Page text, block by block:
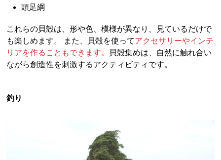
頭足綱
これらの貝殻は、形や色、模様が異なり、見ているだけで
も楽しめます。 また、貝殻を使ってアクセサリーやインテ
リアを作ることもできます。
貝殻集めは、自然に触れ合い
ながら創造性を刺激するアクティビティです。
釣り